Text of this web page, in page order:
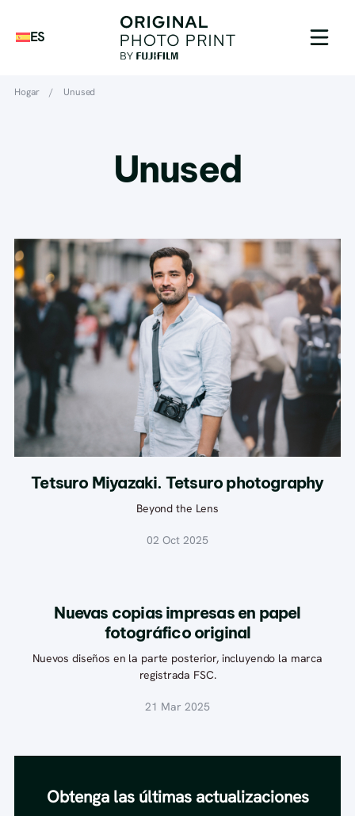
ES
Hogar / Unused
Unused
Tetsuro Miyazaki. Tetsuro photography
Beyond the Lens
02 Oct 2025
Nuevas copias impresas en papel
fotográfico original
Nuevos diseños en la parte posterior, incluyendo la marca
registrada FSC.
21 Mar 2025
Obtenga las últimas actualizaciones